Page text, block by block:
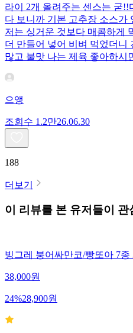
라이 2개 올려주는 센스는 굳!!
다 보니까 기본 고추장 소스가
저는 싱거운 것보다 매콤하게
더 만들어 넣어 비벼 먹었더니
많고 불맛 나는 제육 좋아하시
으앵
조회수 1.2만26.06.30
188
더보기
이 리뷰를 본 유저들이 관
빙그레 붕어싸만코/빵또아 7
38,000원
24%28,900원